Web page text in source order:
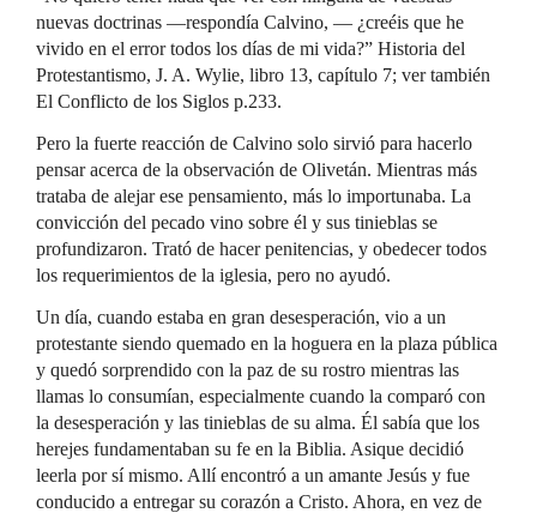
nuevas doctrinas —respondía Calvino, — ¿creéis que he
vivido en el error todos los días de mi vida?” Historia del
Protestantismo, J. A. Wylie, libro 13, capítulo 7; ver también
El Conflicto de los Siglos p.233.
Pero la fuerte reacción de Calvino solo sirvió para hacerlo
pensar acerca de la observación de Olivetán. Mientras más
trataba de alejar ese pensamiento, más lo importunaba. La
convicción del pecado vino sobre él y sus tinieblas se
profundizaron. Trató de hacer penitencias, y obedecer todos
los requerimientos de la iglesia, pero no ayudó.
Un día, cuando estaba en gran desesperación, vio a un
protestante siendo quemado en la hoguera en la plaza pública
y quedó sorprendido con la paz de su rostro mientras las
llamas lo consumían, especialmente cuando la comparó con
la desesperación y las tinieblas de su alma. Él sabía que los
herejes fundamentaban su fe en la Biblia. Asique decidió
leerla por sí mismo. Allí encontró a un amante Jesús y fue
conducido a entregar su corazón a Cristo. Ahora, en vez de